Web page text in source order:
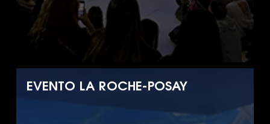
EVENTO LA ROCHE-POSAY